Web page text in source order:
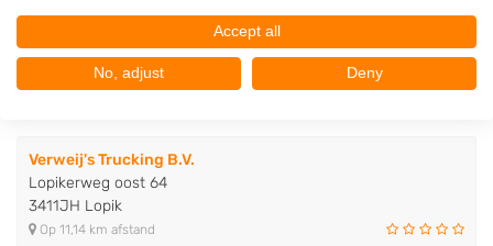
A.A. Schoonderwoerd voorheen An..
2801VE Gouda
Op 10,89 km afstand
Verweij's Trucking B.V.
Lopikerweg oost 64
3411JH Lopik
Op 11,14 km afstand
Accept all
No, adjust Deny